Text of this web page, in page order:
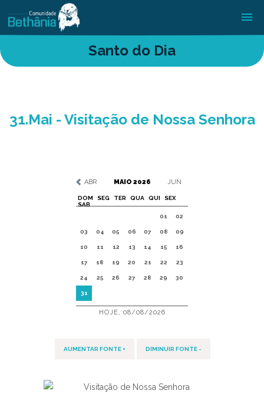
Santo do Dia
31.Mai - Visitação de Nossa Senhora
ABR MAIO 2026 JUN
DOM SEG TER QUA QUI
SEX
SAB
01
02
03 04 05 06 07 08 09
10 11 12 13 14 15 16
17 18 19 20 21 22 23
24 25 26 27 28 29 30
31
HOJE, 08/08/2026
AUMENTAR FONTE + DIMINUIR FONTE -